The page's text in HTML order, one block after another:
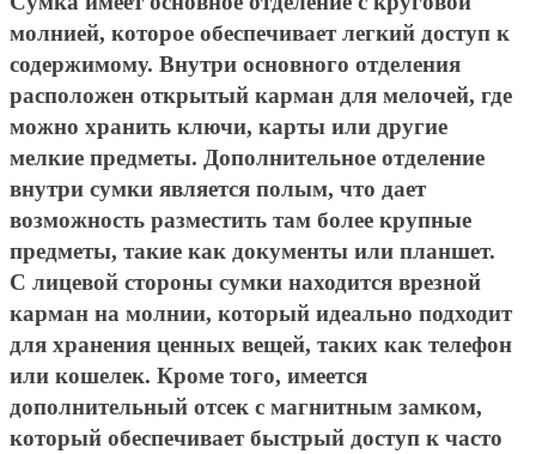
молнией, которое обеспечивает легкий доступ к
содержимому. Внутри основного отделения
расположен открытый карман для мелочей, где
можно хранить ключи, карты или другие
мелкие предметы. Дополнительное отделение
внутри сумки является полым, что дает
возможность разместить там более крупные
предметы, такие как документы или планшет.
С лицевой стороны сумки находится врезной
карман на молнии, который идеально подходит
для хранения ценных вещей, таких как телефон
или кошелек. Кроме того, имеется
дополнительный отсек с магнитным замком,
который обеспечивает быстрый доступ к часто